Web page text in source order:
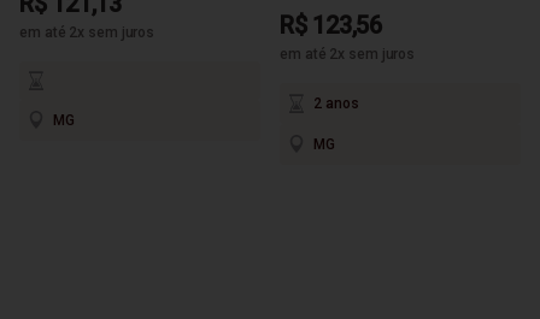
em até 2x sem juros
MG
R$ 123,56
em até 2x sem juros
2 anos
MG